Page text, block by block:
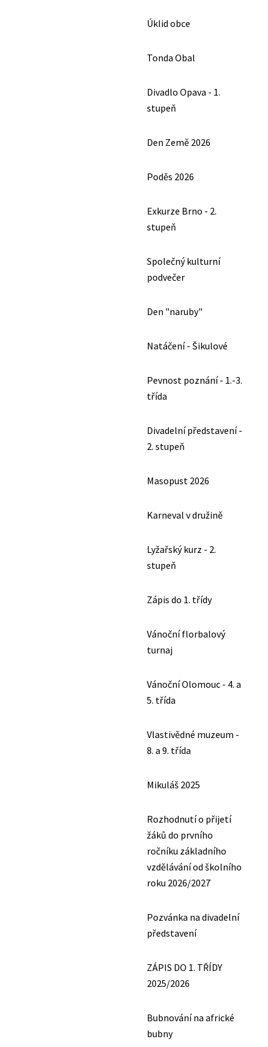
Úklid obce
Tonda Obal
Divadlo Opava - 1.
stupeň
Den Země 2026
Poděs 2026
Exkurze Brno - 2.
stupeň
Společný kulturní
podvečer
Den "naruby"
Natáčení - Šikulové
Pevnost poznání - 1.-3.
třída
Divadelní představení -
2. stupeň
Masopust 2026
Karneval v družině
Lyžařský kurz - 2.
stupeň
Zápis do 1. třídy
Vánoční florbalový
turnaj
Vánoční Olomouc - 4. a
5. třída
Vlastivědné muzeum -
8. a 9. třída
Mikuláš 2025
Rozhodnutí o přijetí
žáků do prvního
ročníku základního
vzdělávání od školního
roku 2026/2027
Pozvánka na divadelní
představení
ZÁPIS DO 1. TŘÍDY
2025/2026
Bubnování na africké
bubny